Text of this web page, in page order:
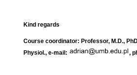
Kind regards
Course coordinator: Professor, M.D.,
Physiol., e-mail:
,